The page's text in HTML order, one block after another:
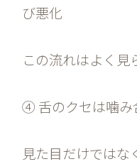
び悪化
この流れはよく見
④ 舌のクセは噛み
見た目だけではな